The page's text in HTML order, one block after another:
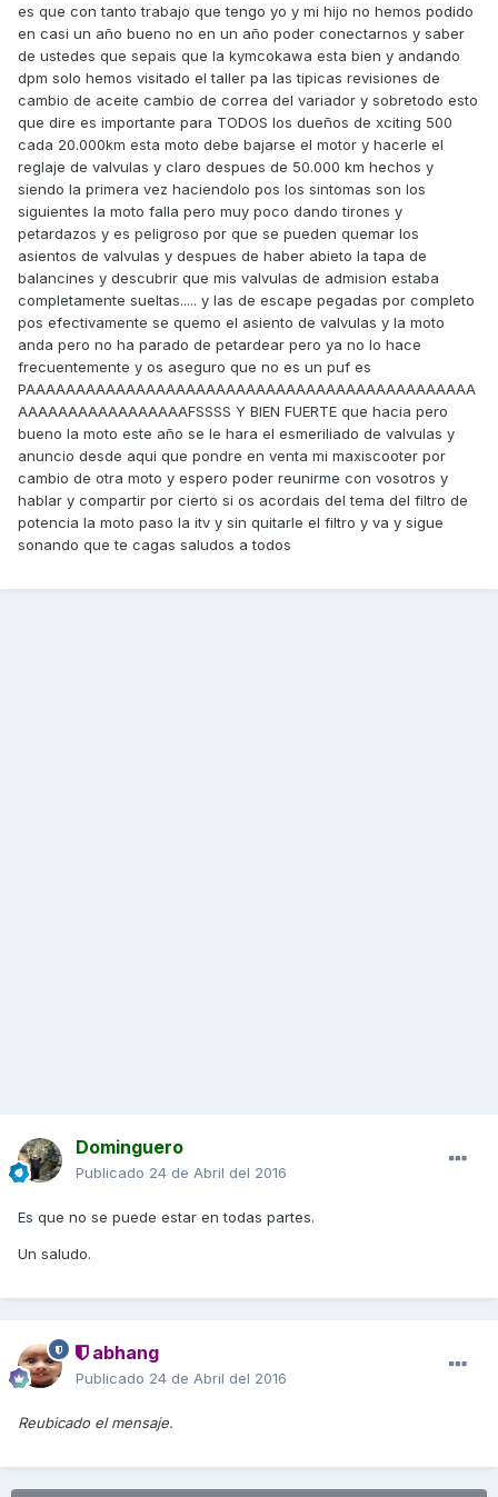
es que con tanto trabajo que tengo yo y mi hijo no hemos podido
en casi un año bueno no en un año poder conectarnos y saber
de ustedes que sepais que la kymcokawa esta bien y andando
dpm solo hemos visitado el taller pa las tipicas revisiones de
cambio de aceite cambio de correa del variador y sobretodo esto
que dire es importante para TODOS los dueños de xciting 500
cada 20.000km esta moto debe bajarse el motor y hacerle el
reglaje de valvulas y claro despues de 50.000 km hechos y
siendo la primera vez haciendolo pos los sintomas son los
siguientes la moto falla pero muy poco dando tirones y
petardazos y es peligroso por que se pueden quemar los
asientos de valvulas y despues de haber abieto la tapa de
balancines y descubrir que mis valvulas de admision estaba
completamente sueltas..... y las de escape pegadas por completo
pos efectivamente se quemo el asiento de valvulas y la moto
anda pero no ha parado de petardear pero ya no lo hace
frecuentemente y os aseguro que no es un puf es
PAAAAAAAAAAAAAAAAAAAAAAAAAAAAAAAAAAAAAAAAAAAAA
AAAAAAAAAAAAAAAAAFSSSS Y BIEN FUERTE que hacia pero
bueno la moto este año se le hara el esmeriliado de valvulas y
anuncio desde aqui que pondre en venta mi maxiscooter por
cambio de otra moto y espero poder reunirme con vosotros y
hablar y compartir por cierto si os acordais del tema del filtro de
potencia la moto paso la itv y sin quitarle el filtro y va y sigue
sonando que te cagas saludos a todos
Dominguero
Publicado 24 de Abril del 2016
Es que no se puede estar en todas partes.
Un saludo.
abhang
Publicado 24 de Abril del 2016
Reubicado el mensaje.